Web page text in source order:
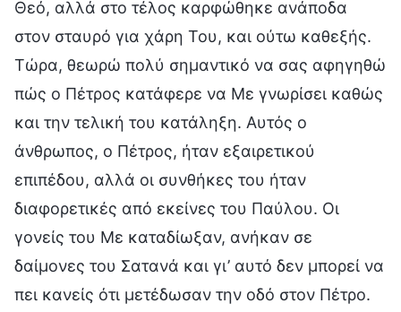
Θεό, αλλά στο τέλος καρφώθηκε ανάποδα
στον σταυρό για χάρη Του, και ούτω καθεξής.
Τώρα, θεωρώ πολύ σημαντικό να σας αφηγηθώ
πώς ο Πέτρος κατάφερε να Με γνωρίσει καθώς
και την τελική του κατάληξη. Αυτός ο
άνθρωπος, ο Πέτρος, ήταν εξαιρετικού
επιπέδου, αλλά οι συνθήκες του ήταν
διαφορετικές από εκείνες του Παύλου. Οι
γονείς του Με καταδίωξαν, ανήκαν σε
δαίμονες του Σατανά και γι’ αυτό δεν μπορεί να
πει κανείς ότι μετέδωσαν την οδό στον Πέτρο.